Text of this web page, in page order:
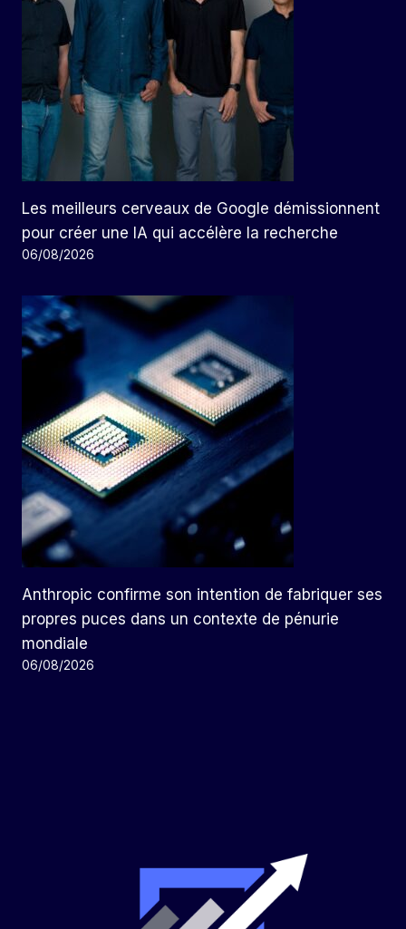
Les meilleurs cerveaux de Google démissionnent
pour créer une IA qui accélère la recherche
06/08/2026
Anthropic confirme son intention de fabriquer ses
propres puces dans un contexte de pénurie
mondiale
06/08/2026